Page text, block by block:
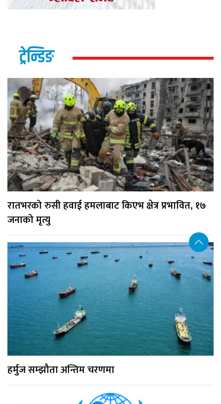
ट्रेन्डिङ
रातभरको रुसी हवाई हमलाबाट किएभ क्षेत्र प्रभावित, १७
जनाको मृत्यु
हर्मुज सम्झौता अन्तिम चरणमा